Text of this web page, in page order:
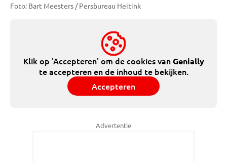
Foto: Bart Meesters / Persbureau Heitink
Klik op 'Accepteren' om de cookies vanGenially
te accepteren en de inhoud te bekijken.
Accepteren
Advertentie